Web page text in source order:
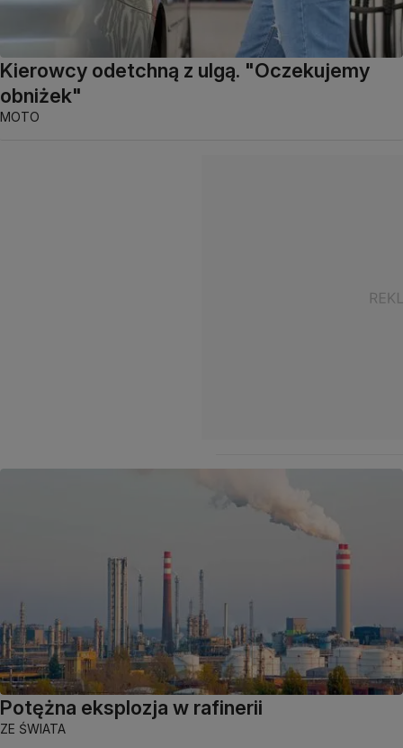
Kierowcy odetchną z ulgą. "Oczekujemy
obniżek"
MOTO
Potężna eksplozja w rafinerii
ZE ŚWIATA